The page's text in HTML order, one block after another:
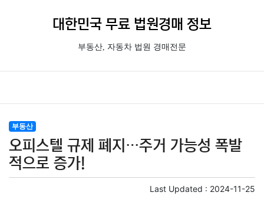
대한민국 무료 법원경매 정보
부동산, 자동차 법원 경매전문
부동산
오피스텔 규제 폐지…주거 가능성 폭발
적으로 증가!
Last Updated : 2024-11-25